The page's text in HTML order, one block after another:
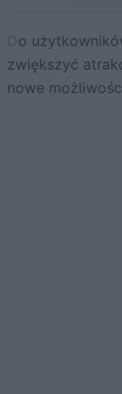
Do użytkowników Spotify trafia funkcja, która powinna
zwiększyć
nowe